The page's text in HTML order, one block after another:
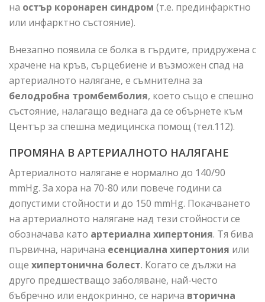
на остър коронарен синдром (т.е. прединфарктно
или инфарктно състояние).
Внезапно появила се болка в гърдите, придружена с
храчене на кръв, сърцебиене и възможен спад на
артериалното налягане, е съмнителна за
белодробна тромбемболия, което също е спешно
състояние, налагащо веднага да се обърнете към
Център за спешна медицинска помощ (тел.112).
ПРОМЯНА В АРТЕРИАЛНОТО НАЛЯГАНЕ
Артериалното налягане е нормално до 140/90
mmHg. За хора на 70-80 или повече години са
допустими стойности и до 150 mmHg. Покачването
на артериалното налягане над тези стойности се
обозначава като артериална хипертония. Тя бива
първична, наричана есенциална хипертония или
още хипертонична болест. Когато се дължи на
друго предшестващо заболяване, най-често
бъбречно или ендокринно, се нарича вторична